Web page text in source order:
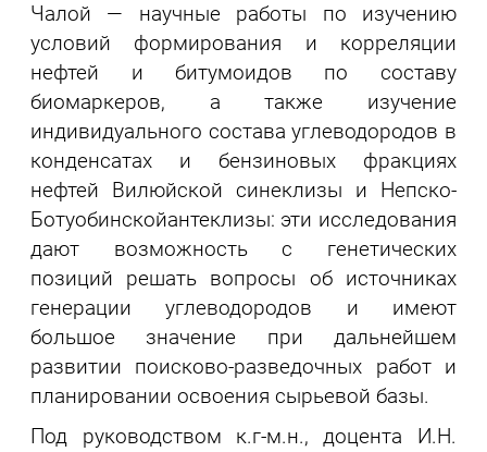
Чалой — научные работы по изучению
условий формирования и корреляции
нефтей и битумоидов по составу
биомаркеров, а также изучение
индивидуального состава углеводородов в
конденсатах и бензиновых фракциях
нефтей Вилюйской синеклизы и Непско-
Ботуобинскойантеклизы: эти исследования
дают возможность с генетических
позиций решать вопросы об источниках
генерации углеводородов и имеют
большое значение при дальнейшем
развитии поисково-разведочных работ и
планировании освоения сырьевой базы.
Под руководством к.г-м.н., доцента И.Н.